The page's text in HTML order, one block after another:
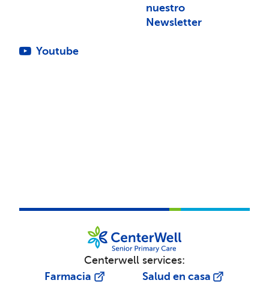
Youtube
nuestro
Newsletter
Centerwell services:
Farmacia
Salud en casa